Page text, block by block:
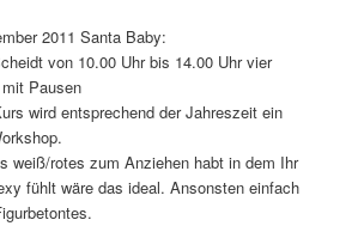
2011 Santa Baby:
von 10.00 Uhr bis 14.00 Uhr vier
Pausen
wird entsprechend der Jahreszeit ein
weiß/rotes zum Anziehen habt in dem Ihr
fühlt wäre das ideal. Ansonsten einfach